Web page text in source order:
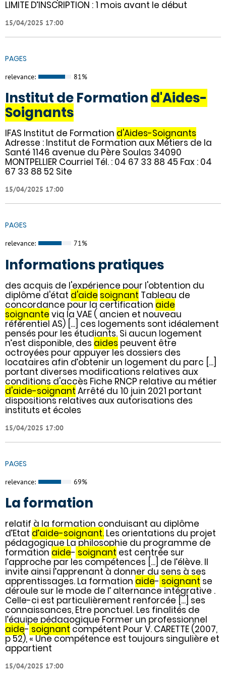
LIMITE D’INSCRIPTION : 1 mois avant le début
15/04/2025 17:00
PAGES
relevance: 81%
Institut de Formationd'Aides-
Soignants
IFAS Institut de Formation d'Aides-Soignants
Adresse : Institut de Formation aux Métiers de la
Santé 1146 avenue du Père Soulas 34090
MONTPELLIER Courriel Tél. : 04 67 33 88 45 Fax : 04
67 33 88 52 Site
15/04/2025 17:00
PAGES
relevance: 71%
Informations pratiques
des acquis de l'expérience pour l'obtention du
diplôme d'état d'aide soignant Tableau de
concordance pour la certification aide
soignante via la VAE ( ancien et nouveau
référentiel AS) [...] ces logements sont idéalement
pensés pour les étudiants. Si aucun logement
n’est disponible, des aides peuvent être
octroyées pour appuyer les dossiers des
locataires afin d’obtenir un logement du parc [...]
portant diverses modifications relatives aux
conditions d'accès Fiche RNCP relative au métier
d'aide-soignant Arrêté du 10 juin 2021 portant
dispositions relatives aux autorisations des
instituts et écoles
15/04/2025 17:00
PAGES
relevance: 69%
La formation
relatif à la formation conduisant au diplôme
d’Etat d’aide-soignant. Les orientations du projet
pédagogique La philosophie du programme de
formation aide- soignant est centrée sur
l’approche par les compétences [...] de l’élève. Il
invite ainsi l’apprenant à donner du sens à ses
apprentissages. La formation aide- soignant se
déroule sur le mode de l’ alternance intégrative .
Celle-ci est particulièrement renforcée [...] ses
connaissances, Etre ponctuel. Les finalités de
l’équipe pédagogique Former un professionnel
aide- soignant compétent Pour V. CARETTE (2007,
p 52), « Une compétence est toujours singulière et
appartient
15/04/2025 17:00